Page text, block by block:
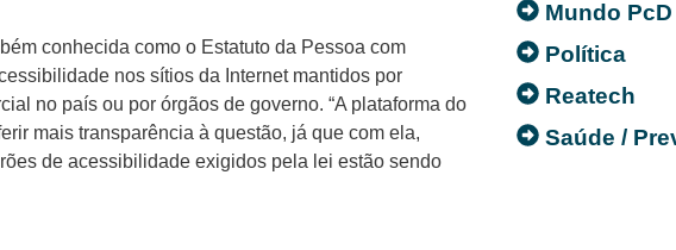
conhecida como o Estatuto da Pessoa com
nos sítios da Internet mantidos por
no país ou por órgãos de governo. “A plataforma do
mais transparência à questão, já que com ela,
de acessibilidade exigidos pela lei estão sendo
Mundo PcD
Política
Reatech
Saúde /